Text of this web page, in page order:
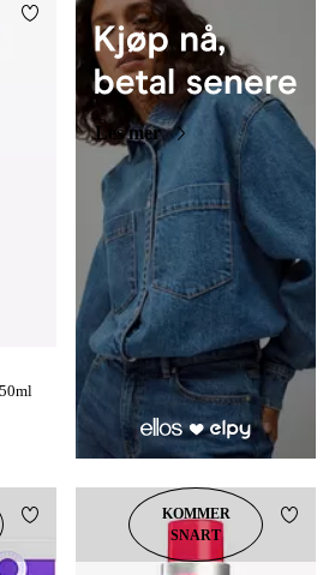
Legg til favoritter
Les mer
Legg til favoritterKOMMER
SNART